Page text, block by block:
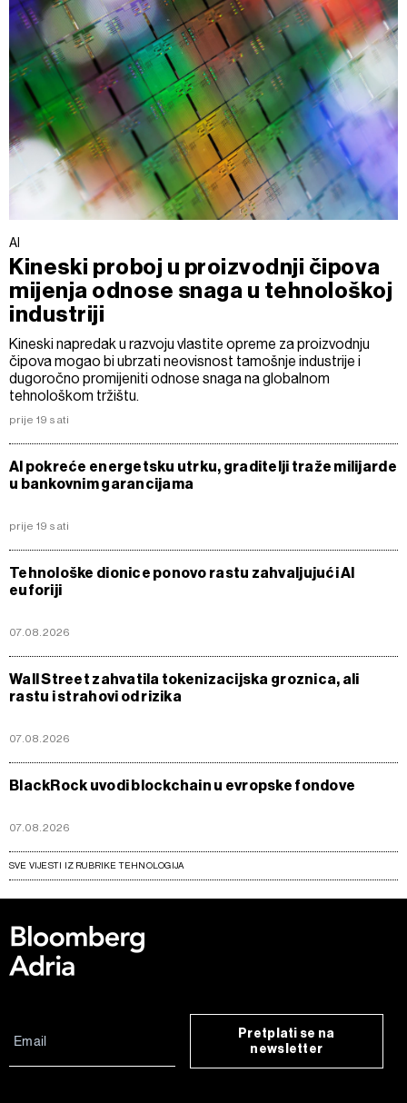
AI
Kineski proboj u proizvodnji čipova
mijenja odnose snaga u tehnološkoj
industriji
Kineski napredak u razvoju vlastite opreme za proizvodnju
čipova mogao bi ubrzati neovisnost tamošnje industrije i
dugoročno promijeniti odnose snaga na globalnom
tehnološkom tržištu.
prije 19 sati
AI pokreće energetsku utrku, graditelji traže milijarde
u bankovnim garancijama
prije 19 sati
Tehnološke dionice ponovo rastu zahvaljujući AI
euforiji
07.08.2026
Wall Street zahvatila tokenizacijska groznica, ali
rastu i strahovi od rizika
07.08.2026
BlackRock uvodi blockchain u evropske fondove
07.08.2026
SVE VIJESTI IZ RUBRIKE TEHNOLOGIJA
Pretplati se na
newsletter